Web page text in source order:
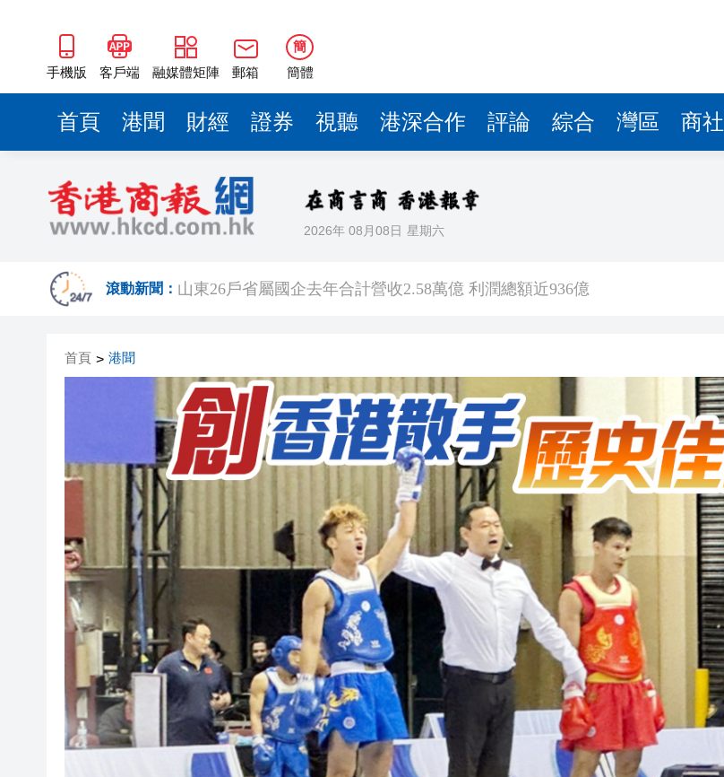
手機版 客戶端 融媒體矩陣 郵箱
簡
簡體
首頁 港聞 財經 證券 視聽 港深合作 評論 綜合 灣區 商社
2026年 08月08日 星期六
滾動新聞：
瀋陽鐵西校園閱讀活動解鎖閱讀新玩法
黎智英案｜吳良好：依法公正處理黎智英求情 罪證如山豈能妄想輕判
騰出更多時間專注做好宏福苑火災獨立委員會工作 李家超暫停3項公職委任
海南澄邁文儒煥新升級 五組數據見證文儒沉香從傳統邁向現代
梁振英率港區全國政協委員考察團來瓊考察
山東26戶省屬國企去年合計營收2.58萬億 利潤總額近936億
騰出更多時間專注做好宏福苑火災獨立委員會工作 李家超暫停3項公職委任
50餘位頂尖專家共話時代命題
海南澄邁文儒煥新升級 五組數據見證文儒沉香從傳統邁向現代
梁振英率港區全國政協委員考察團來瓊考察
2025年海南儋州以舊換新帶動消費約18億元
山東26戶省屬國企去年合計營收2.58萬億 利潤總額近936億
瀋陽鐵西校園閱讀活動解鎖閱讀新玩法
首頁 > 港聞